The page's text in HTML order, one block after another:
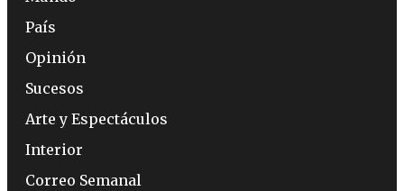
País
Opinión
Sucesos
Arte y Espectáculos
Interior
Correo Semanal